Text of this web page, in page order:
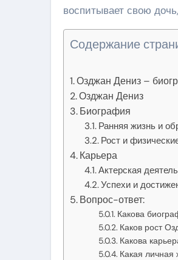
воспитывает свою
Содержание
Озджан Дениз –
Озджан Дениз
Биография
Ранняя жизнь и
Рост и
Карьера
Актерская
Успехи и
Вопрос-ответ:
Какова
Каков рост
Какова
Какая личная